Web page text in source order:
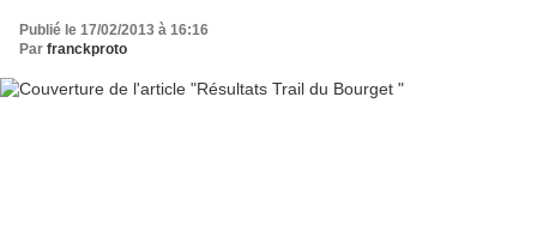
Publié le 17/02/2013 à 16:16
Par franckproto